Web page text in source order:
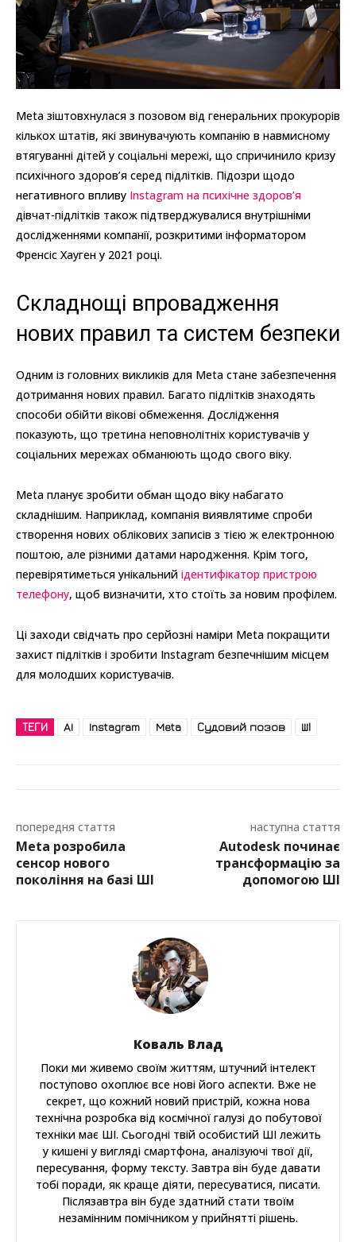
Meta зіштовхнулася з позовом від генеральних прокурорів
кількох штатів, які звинувачують компанію в навмисному
втягуванні дітей у соціальні мережі, що спричинило кризу
психічного здоров’я серед підлітків. Підозри щодо
негативного впливу Instagram на психічне здоров’я
дівчат-підлітків також підтверджувалися внутрішніми
дослідженнями компанії, розкритими інформатором
Френсіс Хауген у 2021 році.
Складнощі впровадження
нових правил та систем безпеки
Одним із головних викликів для Meta стане забезпечення
дотримання нових правил. Багато підлітків знаходять
способи обійти вікові обмеження. Дослідження
показують, що третина неповнолітніх користувачів у
соціальних мережах обманюють щодо свого віку.
Meta планує зробити обман щодо віку набагато
складнішим. Наприклад, компанія виявлятиме спроби
створення нових облікових записів з тією ж електронною
поштою, але різними датами народження. Крім того,
перевірятиметься унікальний ідентифікатор пристрою
телефону, щоб визначити, хто стоїть за новим профілем.
Ці заходи свідчать про серйозні наміри Meta покращити
захист підлітків і зробити Instagram безпечнішим місцем
для молодших користувачів.
ТЕГИ AI Instagram Meta Судовий позов ШІ
попередня стаття
Meta розробила
сенсор нового
покоління на базі ШІ
наступна стаття
Autodesk починає
трансформацію за
допомогою ШІ
Коваль Влад
Поки ми живемо своїм життям, штучний інтелект
поступово охоплює все нові його аспекти. Вже не
секрет, що кожний новий пристрій, кожна нова
технічна розробка від космічної галузі до побутової
техніки має ШІ. Сьогодні твій особистий ШІ лежить
у кишені у вигляді смартфона, аналізуючі твої дії,
пересування, форму тексту. Завтра він буде давати
тобі поради, як краще діяти, пересуватися, писати.
Післязавтра він буде здатний стати твоїм
незамінним помічником у прийнятті рішень.